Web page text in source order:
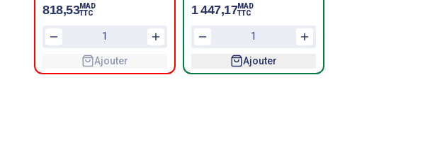
818,53MAD
TTC
Ajouter
Triphasé
1 447,17MAD
TTC
Ajouter